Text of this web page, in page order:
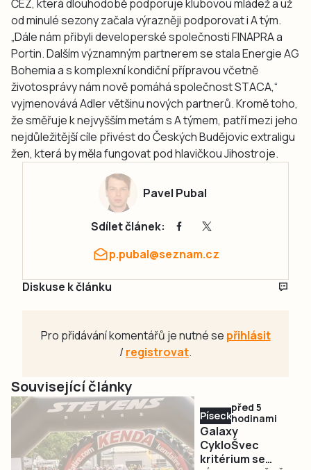
ČEZ, která dlouhodobě podporuje klubovou mládež a už
od minulé sezony začala výrazněji podporovat i A tým.
„Dále nám přibyli developerské společnosti FINAPRA a
Portin. Dalším významným partnerem se stala Energie AG
Bohemia a s komplexní kondiční přípravou včetně
životosprávy nám nově pomáhá společnost STACA,“
vyjmenovává Adler většinu nových partnerů. Kromě toho,
že směřuje k nejvyšším metám s A týmem, patří mezi jeho
nejdůležitější cíle přivést do Českých Budějovic extraligu
žen, která by měla fungovat pod hlavičkou Jihostroje.
Pavel Pubal
Sdílet článek:
p.pubal@seznam.cz
Diskuse k článku
Pro přidávání komentářů je nutné se přihlásit
/registrovat.
Související články
Písecko
před 5
hodinami
Galaxy
CykloŠvec
kritérium se